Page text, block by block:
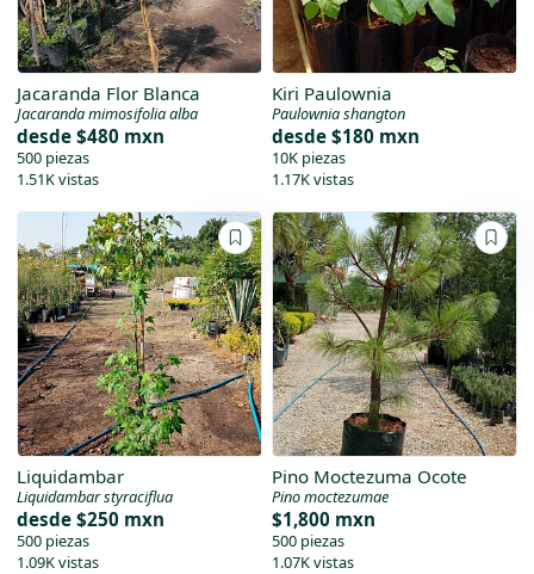
Jacaranda Flor Blanca
Jacaranda mimosifolia alba
desde $480 mxn
500 piezas
1.51K vistas
Kiri Paulownia
Paulownia shangton
desde $180 mxn
10K piezas
1.17K vistas
Liquidambar
Liquidambar styraciflua
desde $250 mxn
500 piezas
1.09K vistas
Pino Moctezuma Ocote
Pino moctezumae
$1,800 mxn
500 piezas
1.07K vistas